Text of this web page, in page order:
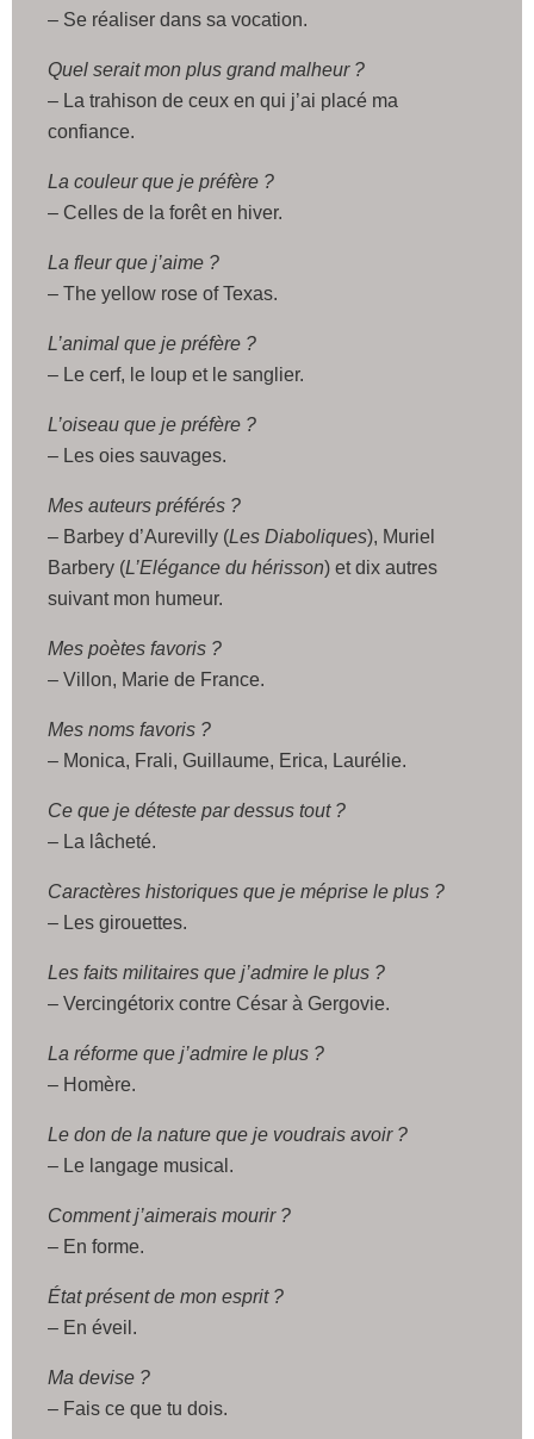
– Se réaliser dans sa vocation.
Quel serait mon plus grand malheur ?
– La trahison de ceux en qui j’ai placé ma
confiance.
La couleur que je préfère ?
– Celles de la forêt en hiver.
La fleur que j’aime ?
– The yellow rose of Texas.
L’animal que je préfère ?
– Le cerf, le loup et le sanglier.
L’oiseau que je préfère ?
– Les oies sauvages.
Mes auteurs préférés ?
– Barbey d’Aurevilly (Les Diaboliques), Muriel
Barbery (L’Elégance du hérisson) et dix autres
suivant mon humeur.
Mes poètes favoris ?
– Villon, Marie de France.
Mes noms favoris ?
– Monica, Frali, Guillaume, Erica, Laurélie.
Ce que je déteste par dessus tout ?
– La lâcheté.
Caractères historiques que je méprise le plus ?
– Les girouettes.
Les faits militaires que j’admire le plus ?
– Vercingétorix contre César à Gergovie.
La réforme que j’admire le plus ?
– Homère.
Le don de la nature que je voudrais avoir ?
– Le langage musical.
Comment j’aimerais mourir ?
– En forme.
État présent de mon esprit ?
– En éveil.
Ma devise ?
– Fais ce que tu dois.